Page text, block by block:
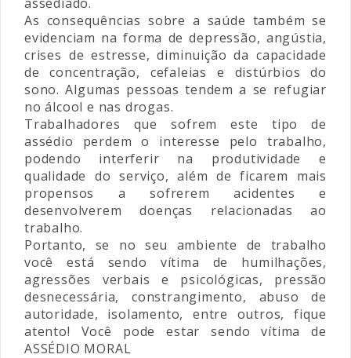
As consequências sobre a saúde também se
evidenciam na forma de depressão, angústia,
crises de estresse, diminuição da capacidade
de concentração, cefaleias e distúrbios do
sono. Algumas pessoas tendem a se refugiar
no álcool e nas drogas.
Trabalhadores que sofrem este tipo de
assédio perdem o interesse pelo trabalho,
podendo interferir na produtividade e
qualidade do serviço, além de ficarem mais
propensos a sofrerem acidentes e
desenvolverem doenças relacionadas ao
trabalho.
Portanto, se no seu ambiente de trabalho
você está sendo vítima de humilhações,
agressões verbais e psicológicas, pressão
desnecessária, constrangimento, abuso de
autoridade, isolamento, entre outros, fique
atento! Você pode estar sendo vítima de
ASSÉDIO MORAL